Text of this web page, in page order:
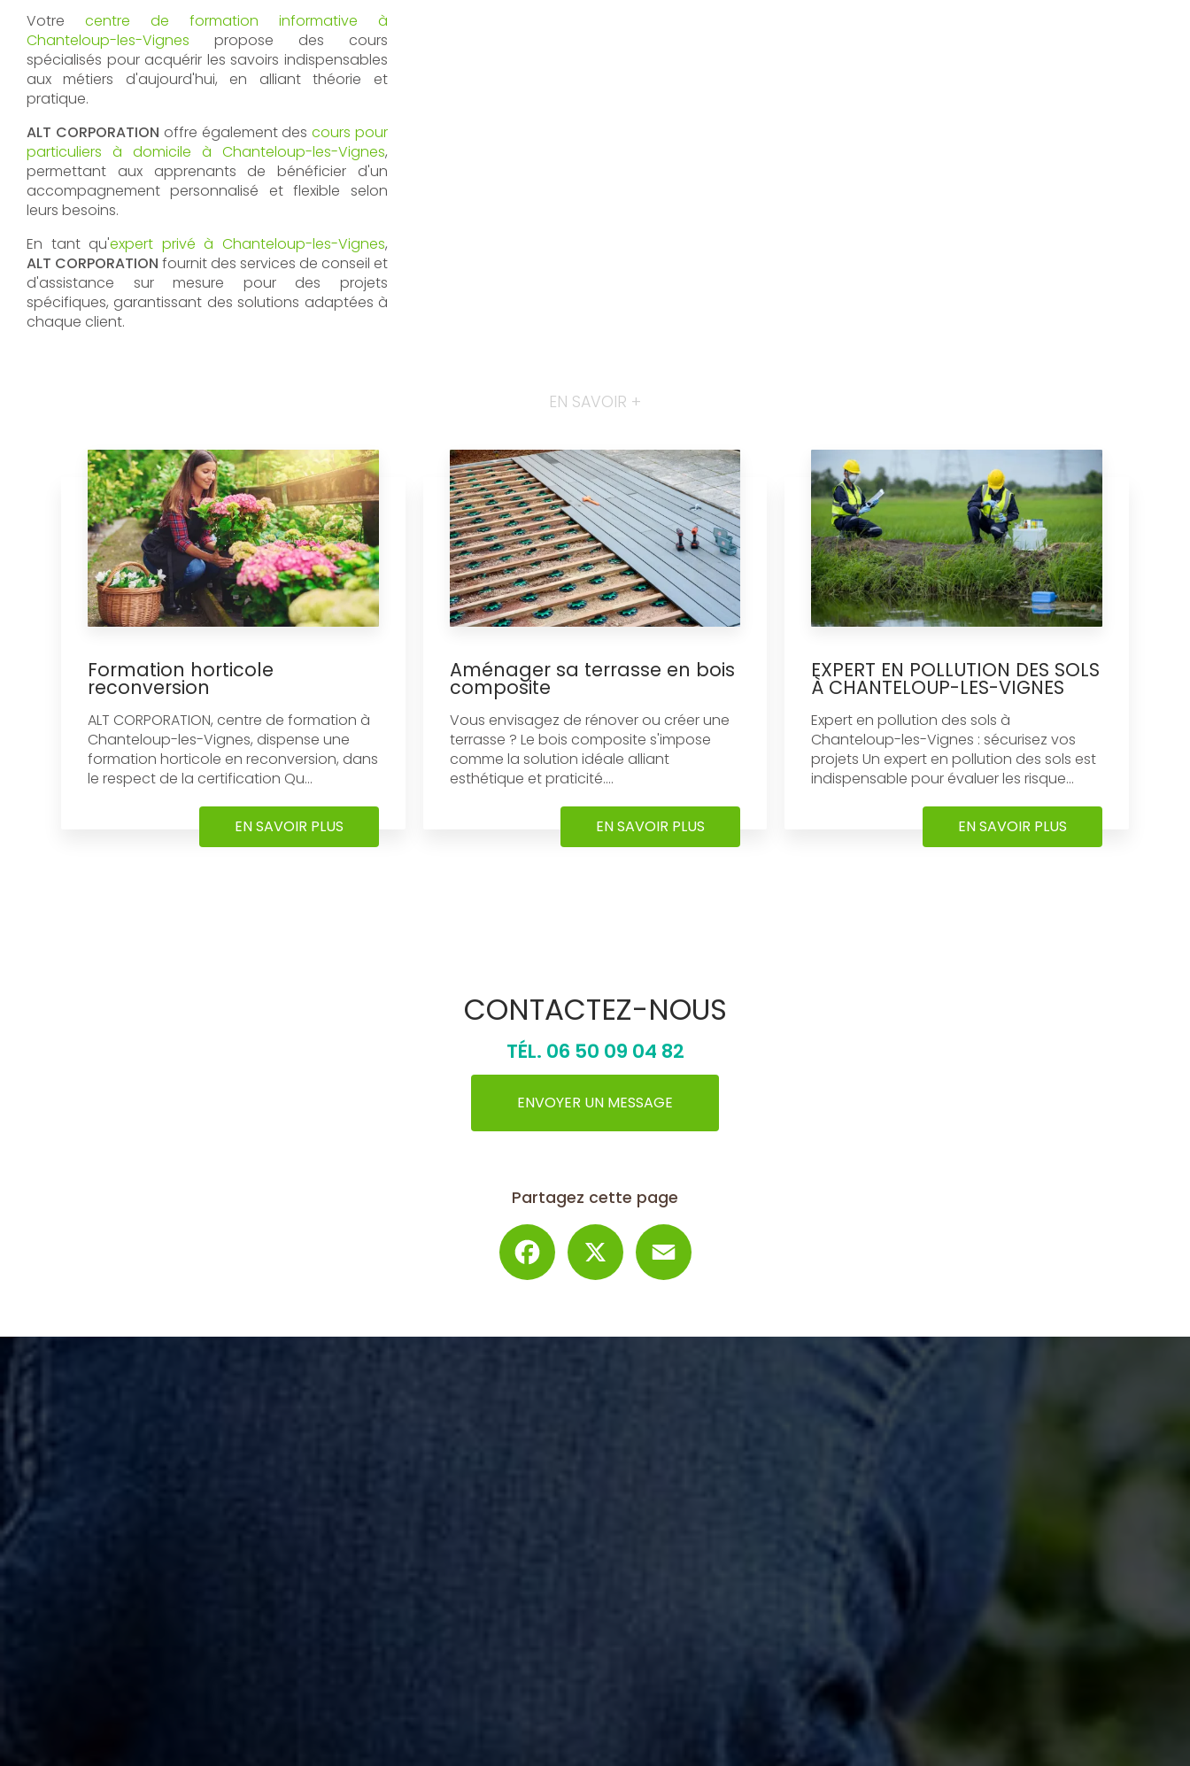
Votre centre de formation informative à
Chanteloup-les-Vignes propose des cours
spécialisés pour acquérir les savoirs indispensables
aux métiers d'aujourd'hui, en alliant théorie et
pratique.
ALT CORPORATION offre également descours pour
particuliers à domicile à Chanteloup-les-Vignes,
permettant aux apprenants de bénéficier d'un
accompagnement personnalisé et flexible selon
leurs besoins.
En tant qu'expert privé à Chanteloup-les-Vignes,
ALT CORPORATION fournit des services de conseil et
d'assistance sur mesure pour des projets
spécifiques, garantissant des solutions adaptées à
chaque client.
EN SAVOIR +
Formation horticole
reconversion
ALT CORPORATION, centre de formation à
Chanteloup-les-Vignes, dispense une
formation horticole en reconversion, dans
le respect de la certification Qu...
EN SAVOIR PLUS
Aménager sa terrasse en bois
composite
Vous envisagez de rénover ou créer une
terrasse ? Le bois composite s'impose
comme la solution idéale alliant
esthétique et praticité....
EN SAVOIR PLUS
EXPERT EN POLLUTION DES SOLS
À CHANTELOUP-LES-VIGNES
Expert en pollution des sols à
Chanteloup-les-Vignes : sécurisez vos
projets Un expert en pollution des sols est
indispensable pour évaluer les risque...
EN SAVOIR PLUS
CONTACTEZ-NOUS
TÉL. 06 50 09 04 82
ENVOYER UN MESSAGE
Partagez cette page
Facebook